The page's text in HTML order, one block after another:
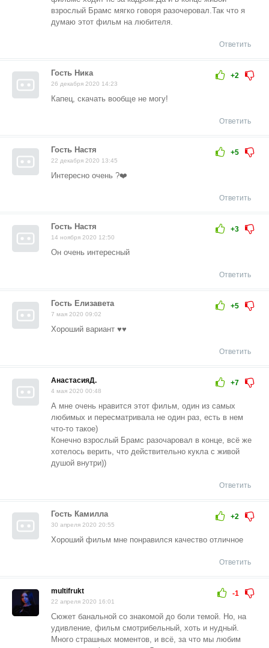
взрослый Брамс мягко говоря разочеровал.Так что я
думаю этот фильм на любителя.
Ответить
+2
Гость Ника
26 декабря 2020 14:23
Капец, скачать вообще не могу!
Ответить
+5
Гость Настя
22 декабря 2020 13:45
Интересно очень ?❤️
Ответить
+3
Гость Настя
14 ноября 2020 12:50
Он очень интересный
Ответить
+5
Гость Елизавета
7 мая 2020 09:02
Хороший вариант ♥️♥️
Ответить
+7
АнастасияД.
4 мая 2020 00:48
А мне очень нравится этот фильм, один из самых
любимых и пересматривала не один раз, есть в нем
что-то такое)
Конечно взрослый Брамс разочаровал в конце, всё же
хотелось верить, что действительно кукла с живой
душой внутри))
Ответить
+2
Гость Камилла
30 апреля 2020 20:55
Хороший фильм мне понравился качество отличное
Ответить
-1
multifrukt
22 апреля 2020 16:01
Сюжет банальной со знакомой до боли темой. Но, на
удивление, фильм смотрибельный, хоть и нудный.
Много страшных моментов, и всё, за что мы любим